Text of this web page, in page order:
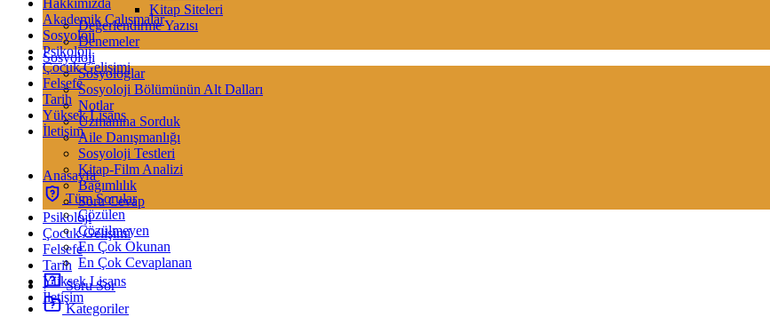
Kitap Siteleri
Değerlendirme Yazısı
Denemeler
Sosyoloji
Sosyologlar
Sosyoloji Bölümünün Alt Dalları
Notlar
Uzmanına Sorduk
Aile Danışmanlığı
Sosyoloji Testleri
Kitap-Film Analizi
Bağımlılık
Soru Cevap
Psikoloji
Çocuk Gelişimi
Felsefe
Tarih
Yüksek Lisans
İletişim
Hakkımızda
Akademik Çalışmalar
Sosyoloji
Psikoloji
Çocuk Gelişimi
Felsefe
Tarih
Yüksek Lisans
İletişim
Anasayfa
Tüm Sorular
Çözülen
Çözülmeyen
En Çok Okunan
En Çok Cevaplanan
Soru Sor
Kategoriler